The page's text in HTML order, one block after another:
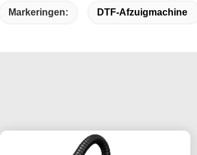
Markeringen: DTF-Afzuigmachine